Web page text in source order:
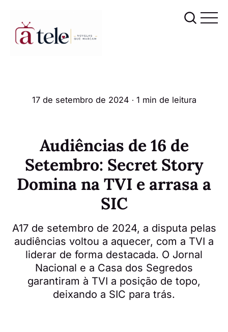
17 de setembro de 2024 ∙ 1 min de leitura
Audiências de 16 de
Setembro: Secret Story
Domina na TVI e arrasa a
SIC
A17 de setembro de 2024, a disputa pelas
audiências voltou a aquecer, com a TVI a
liderar de forma destacada. O Jornal
Nacional e a Casa dos Segredos
garantiram à TVI a posição de topo,
deixando a SIC para trás.